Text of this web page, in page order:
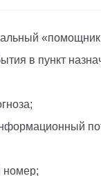
в пункт
номер;